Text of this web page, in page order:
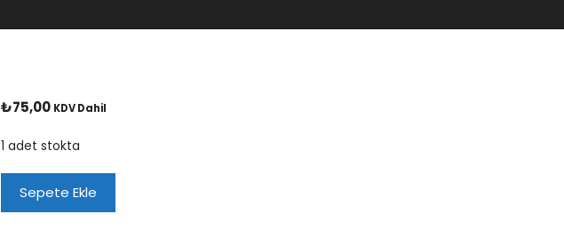
₺75,00 KDV Dahil
1 adet stokta
BiterSepete Ekle